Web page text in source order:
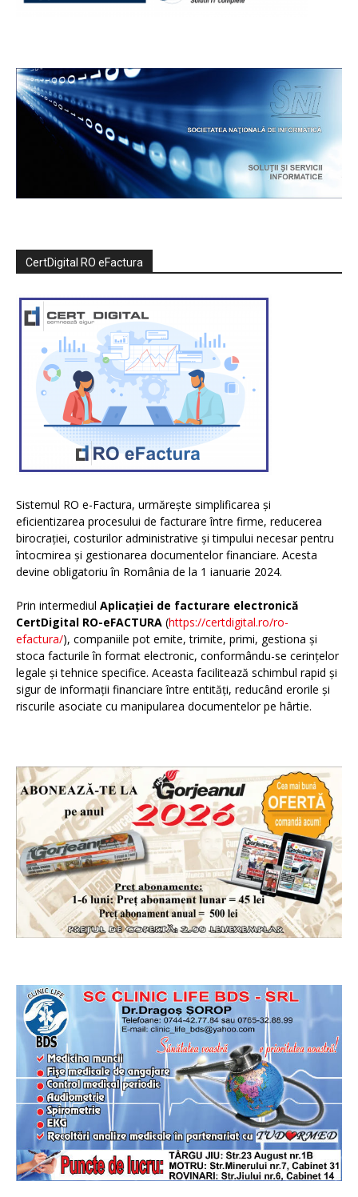
CertDigital RO eFactura
Sistemul RO e-Factura, urmărește simplificarea și
eficientizarea procesului de facturare între firme, reducerea
birocrației, costurilor administrative și timpului necesar pentru
întocmirea și gestionarea documentelor financiare. Acesta
devine obligatoriu în România de la 1 ianuarie 2024.
Prin intermediul Aplicației de facturare electronică
CertDigital RO-eFACTURA (https://certdigital.ro/ro-
efactura/), companiile pot emite, trimite, primi, gestiona și
stoca facturile în format electronic, conformându-se cerințelor
legale și tehnice specifice. Aceasta facilitează schimbul rapid și
sigur de informații financiare între entități, reducând erorile și
riscurile asociate cu manipularea documentelor pe hârtie.